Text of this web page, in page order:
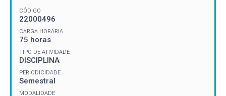
CÓDIGO
22000496
CARGA HORÁRIA
75 horas
TIPO DE ATIVIDADE
DISCIPLINA
PERIODICIDADE
Semestral
MODALIDADE